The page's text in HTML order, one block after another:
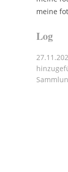
meine
Log